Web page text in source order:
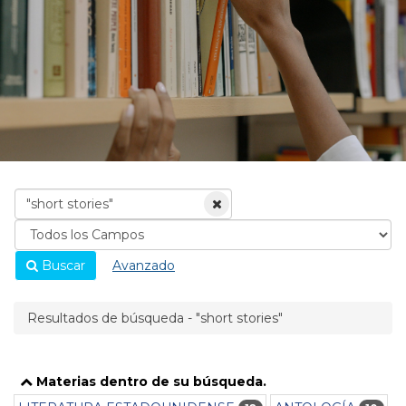
Buscar Avanzado
Resultados de búsqueda - "short stories"
Materias dentro de su búsqueda.